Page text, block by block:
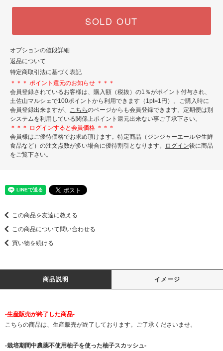
SOLD OUT
オプションの値段詳細
返品について
特定商取引法に基づく表記
＊＊＊ ポイント還元のお知らせ ＊＊＊
会員登録されているお客様は、購入額（税抜）の1％がポイント付与され、
土佐山マルシェで100ポイントから利用できます（1pt=1円）。ご購入時に
会員登録出来ますが、
こちらのページからも会員登録できます。定期便は別
システムを利用している関係上ポイント還元出来ない事ご了承下さい。
＊＊＊ ログインすると会員価格 ＊＊＊
会員様はご優待価格でお求め頂けます。特定商品（ジンジャーエールや生鮮
食品など）の注文点数が多い場合に優待割引となります。
ログイン後に商品
をご覧下さい。
この商品を友達に教える
この商品について問い合わせる
買い物を続ける
商品説明 イメージ
-生産販売が終了した商品-
こちらの商品は、生産販売が終了しております。ご了承くださいませ。
-栽培期間中農薬不使用柚子を使った柚子スカッシュ-